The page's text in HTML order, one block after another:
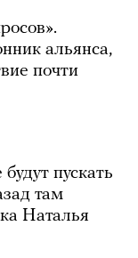
альянса,
почти
пускать
там
Наталья